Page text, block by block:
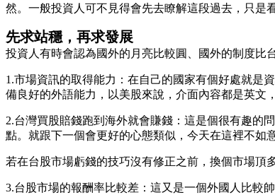
然。一般投資人可不見得會先去瞭解這段過去，只是
先求站穩，再求發展
投資人有時會認為國外的月亮比較圓、國外的制度比
1.市場資訊的取得能力：在自己的國家有個好處就是
備良好的外語能力，以美股來說，介面內容都是英文
2.台灣買股賠錢跑到海外就會賺錢：這是個很有趣的
點。就跟下一個會更好的心態類似，今天在這裡不如
若在台股市場虧錢的技巧沒有修正之前，換個市場頂
3.台股市場的報酬率比較差：這又是一個外國人比較